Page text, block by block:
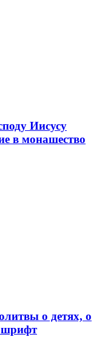
Иисусу
в монашество
о детях, о
шрифт